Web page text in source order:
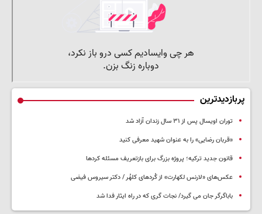
پربازدیدترین
توران اویسال پس از ۳۱ سال زندان آزاد شد
«قربان رضایی» را به عنوان شهید معرفی کنید
قانون جدید ترکیه؛ پروژه بزرگ‌ برای بازتعریف مسئله کردها
عکس‌های «لارنس لکهارت» از کُردهای کلهُر / دکتر سیروس فیضی
باباگرگر جان می گیرد/ نجات گری که در راه ایثار فدا شد